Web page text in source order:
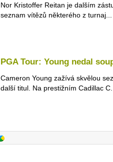
Nor Kristoffer Reitan je dalším
seznam vítězů některého z turnaj...
PGA Tour: Young nedal
Cameron Young zažívá skvělou
další titul. Na prestižním Cadillac